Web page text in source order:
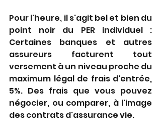
Pour l'heure, il s'agit bel et bien du
point noir du PER individuel :
Certaines banques et autres
assureurs facturent tout
versement à un niveau proche du
maximum légal de frais d'entrée,
5%. Des frais que vous pouvez
négocier, ou comparer, à l'image
des contrats d'assurance vie.